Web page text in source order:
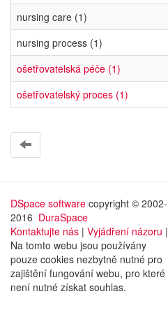
nursing care (1)
nursing process (1)
ošetřovatelská péče (1)
ošetřovatelský proces (1)
DSpace software copyright © 2002-
2016 DuraSpace
Kontaktujte nás | Vyjádření názoru |
Na tomto webu jsou používány
pouze cookies nezbytně nutné pro
zajištění fungování webu, pro které
není nutné získat souhlas.